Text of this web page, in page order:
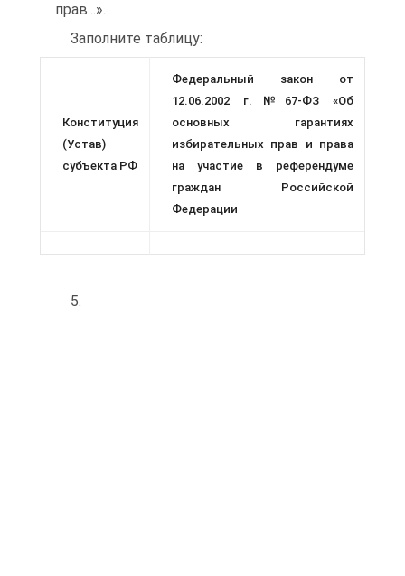
прав...».
Заполните таблицу:
Конституция
(Устав)
субъекта РФ
Федеральный закон от
12.06.2002 г.№67-ФЗ «Об
основных гарантиях
избирательных прав и права
на участие в референдуме
граждан Российской
Федерации
5.